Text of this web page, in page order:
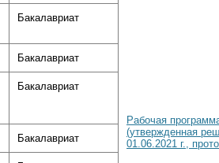
Рабочая
(утвержденная
01.06.2021 г.,
Бакалавриат
Бакалавриат
Бакалавриат
Бакалавриат